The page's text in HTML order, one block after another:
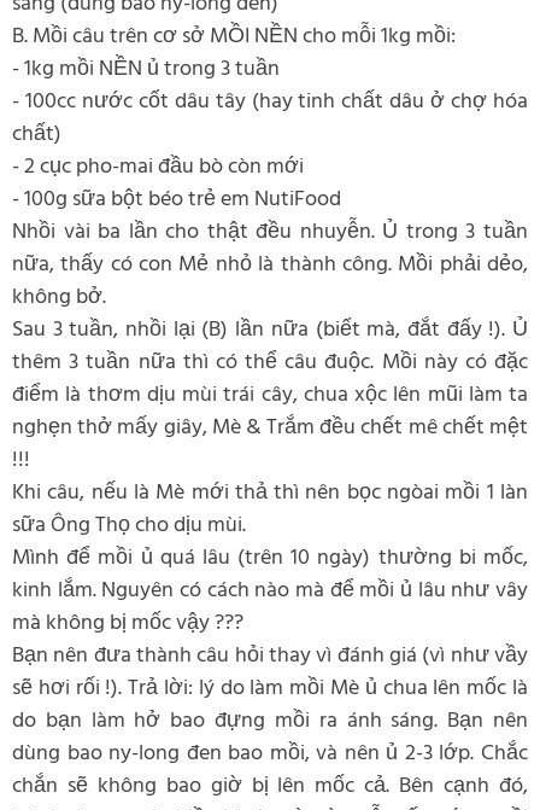
B. Mồi câu trên cơ sở MỒI NỀN cho mỗi 1kg mồi:
- 1kg mồi NỀN ủ trong 3 tuần
- 100cc nước cốt dâu tây (hay tinh chất dâu ở chợ hóa
chất)
- 2 cục pho-mai đầu bò còn mới
- 100g sữa bột béo trẻ em NutiFood
Nhồi vài ba lần cho thật đều nhuyễn. Ủ trong 3 tuần
nữa, thấy có con Mẻ nhỏ là thành công. Mồi phải dẻo,
không bở.
Sau 3 tuần, nhồi lại (B) lần nữa (biết mà, đắt đấy !). Ủ
thêm 3 tuần nữa thì có thể câu đuộc. Mồi này có đặc
điểm là thơm dịu mùi trái cây, chua xộc lên mũi làm ta
nghẹn thở mấy giây, Mè & Trắm đều chết mê chết mệt
!!!
Khi câu, nếu là Mè mới thả thì nên bọc ngòai mồi 1 làn
sữa Ông Thọ cho dịu mùi.
Mình để mồi ủ quá lâu (trên 10 ngày) thường bi mốc,
kinh lắm. Nguyên có cách nào mà để mồi ủ lâu như vây
mà không bị mốc vậy ???
Bạn nên đưa thành câu hỏi thay vì đánh giá (vì như vầy
sẽ hơi rối !). Trả lời: lý do làm mồi Mè ủ chua lên mốc là
do bạn làm hở bao đựng mồi ra ánh sáng. Bạn nên
dùng bao ny-long đen bao mồi, và nên ủ 2-3 lớp. Chắc
chắn sẽ không bao giờ bị lên mốc cả. Bên cạnh đó,